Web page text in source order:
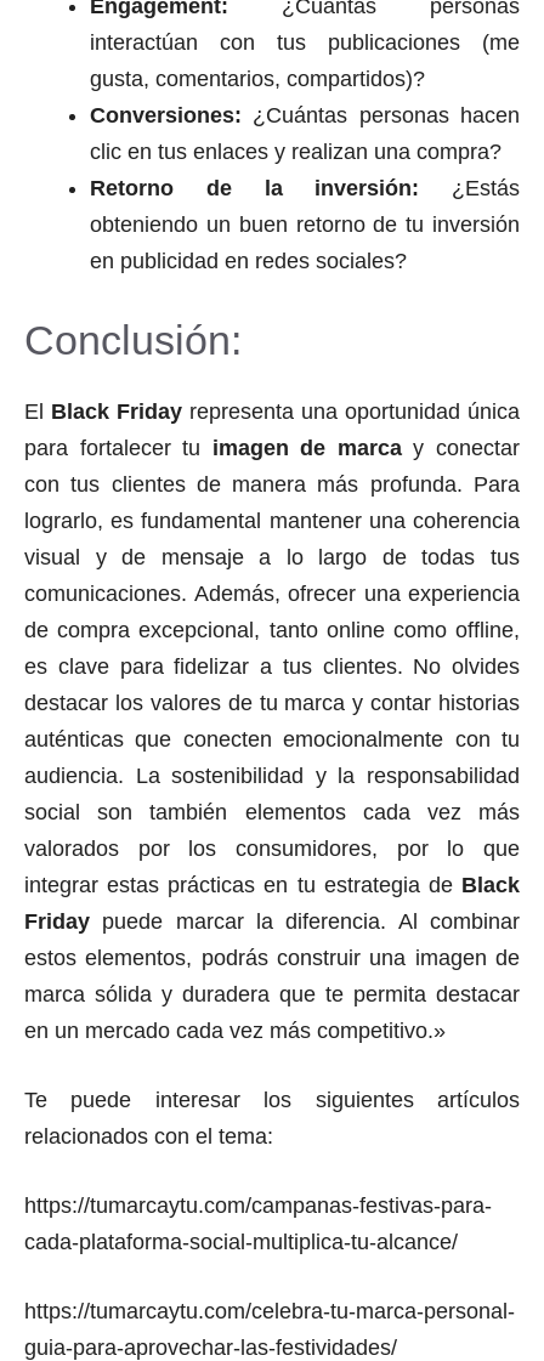
Engagement: ¿Cuántas personas
interactúan con tus publicaciones (me
gusta, comentarios, compartidos)?
Conversiones: ¿Cuántas personas hacen
clic en tus enlaces y realizan una compra?
Retorno de la inversión: ¿Estás
obteniendo un buen retorno de tu inversión
en publicidad en redes sociales?
Conclusión:
El Black Friday representa una oportunidad única
para fortalecer tu imagen de marcay conectar
con tus clientes de manera más profunda. Para
lograrlo, es fundamental mantener una coherencia
visual y de mensaje a lo largo de todas tus
comunicaciones. Además, ofrecer una experiencia
de compra excepcional, tanto online como offline,
es clave para fidelizar a tus clientes. No olvides
destacar los valores de tu marca y contar historias
auténticas que conecten emocionalmente con tu
audiencia. La sostenibilidad y la responsabilidad
social son también elementos cada vez más
valorados por los consumidores, por lo que
integrar estas prácticas en tu estrategia deBlack
Friday puede marcar la diferencia. Al combinar
estos elementos, podrás construir una imagen de
marca sólida y duradera que te permita destacar
en un mercado cada vez más competitivo.»
Te puede interesar los siguientes artículos
relacionados con el tema:
https://tumarcaytu.com/campanas-festivas-para-
cada-plataforma-social-multiplica-tu-alcance/
https://tumarcaytu.com/celebra-tu-marca-personal-
guia-para-aprovechar-las-festividades/